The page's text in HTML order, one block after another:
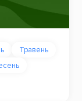
Травень